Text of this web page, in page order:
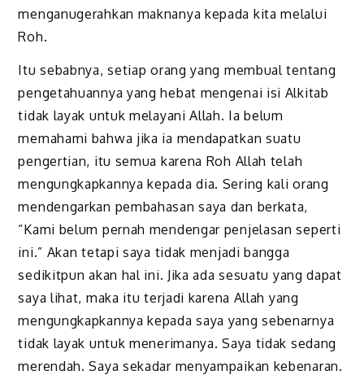
menganugerahkan maknanya kepada kita melalui
Roh.
Itu sebabnya, setiap orang yang membual tentang
pengetahuannya yang hebat mengenai isi Alkitab
tidak layak untuk melayani Allah. Ia belum
memahami bahwa jika ia mendapatkan suatu
pengertian, itu semua karena Roh Allah telah
mengungkapkannya kepada dia. Sering kali orang
mendengarkan pembahasan saya dan berkata,
“Kami belum pernah mendengar penjelasan seperti
ini.” Akan tetapi saya tidak menjadi bangga
sedikitpun akan hal ini. Jika ada sesuatu yang dapat
saya lihat, maka itu terjadi karena Allah yang
mengungkapkannya kepada saya yang sebenarnya
tidak layak untuk menerimanya. Saya tidak sedang
merendah. Saya sekadar menyampaikan kebenaran.